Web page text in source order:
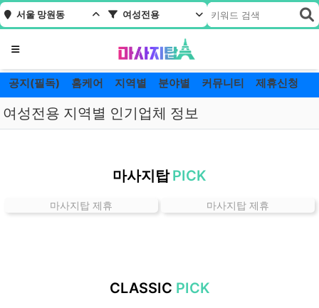
서울 망원동 여성전용
메뉴
공지(필독) 홈케어 지역별 분야별 커뮤니티 제휴신청
여성전용 지역별 인기업체 정보
동
마사지탑 PICK
마사지탑 제휴 마사지탑 제휴
CLASSIC PICK